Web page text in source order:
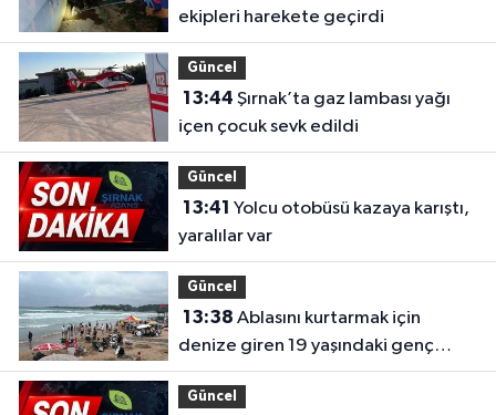
ekipleri harekete geçirdi
Güncel
13:44
içen çocuk sevk edildi
Güncel
13:41
yaralılar var
Güncel
13:38
denize giren 19 yaşındaki genç
hayatını kaybetti
Güncel